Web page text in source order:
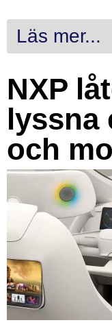
Läs mer...
NXP
lyssna
och